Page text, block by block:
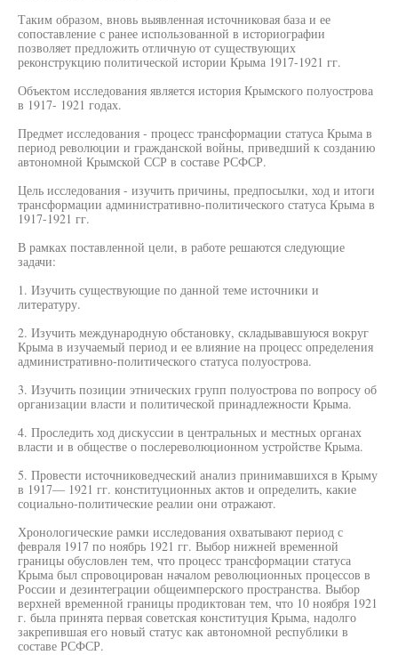
Таким образом, вновь выявленная источниковая база и ее
сопоставление с ранее использованной в историографии
позволяет предложить отличную от существующих
реконструкцию политической истории Крыма 1917-1921 гг.
Объектом исследования является история Крымского полуострова
в 1917- 1921 годах.
Предмет исследования - процесс трансформации статуса Крыма в
период революции и гражданской войны, приведший к созданию
автономной Крымской ССР в составе РСФСР.
Цель исследования - изучить причины, предпосылки, ход и итоги
трансформации административно-политического статуса Крыма в
1917-1921 гг.
В рамках поставленной цели, в работе решаются следующие
задачи:
1. Изучить существующие по данной теме источники и
литературу.
2. Изучить международную обстановку, складывавшуюся вокруг
Крыма в изучаемый период и ее влияние на процесс определения
административно-политического статуса полуострова.
3. Изучить позиции этнических групп полуострова по вопросу об
организации власти и политической принадлежности Крыма.
4. Проследить ход дискуссии в центральных и местных органах
власти и в обществе о послереволюционном устройстве Крыма.
5. Провести источниковедческий анализ принимавшихся в Крыму
в 1917— 1921 гг. конституционных актов и определить, какие
социально-политические реалии они отражают.
Хронологические рамки исследования охватывают период с
февраля 1917 по ноябрь 1921 гг. Выбор нижней временной
границы обусловлен тем, что процесс трансформации статуса
Крыма был спровоцирован началом революционных процессов в
России и дезинтеграции общеимперского пространства. Выбор
верхней временной границы продиктован тем, что 10 ноября 1921
г. была принята первая советская конституция Крыма, надолго
закрепившая его новый статус как автономной республики в
составе РСФСР.